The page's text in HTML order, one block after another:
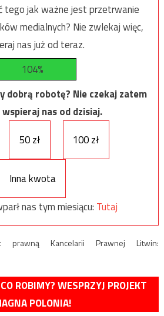
tego jak ważne jest przetrwanie
medialnych? Nie zwlekaj więc,
nas już od teraz.
104%
dobrą robotę? Nie czekaj zatem
nas od dzisiaj.
50 zł 100 zł
Inna kwota
nas tym miesiącu: Tutaj
prawną Kancelarii Prawnej Litwin:
ROBIMY? WESPRZYJ PROJEKT
POLONIA!